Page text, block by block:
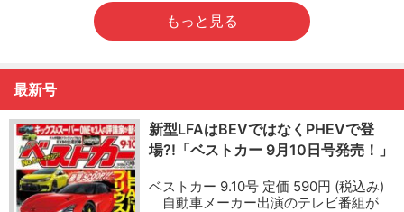
もっと見る
最新号
新型LFAはBEVではなくPHEVで登
場?!「ベストカー 9月10日号発売！」
ベストカー 9.10号 定価 590円 (税込み)
自動車メーカー出演のテレビ番組が